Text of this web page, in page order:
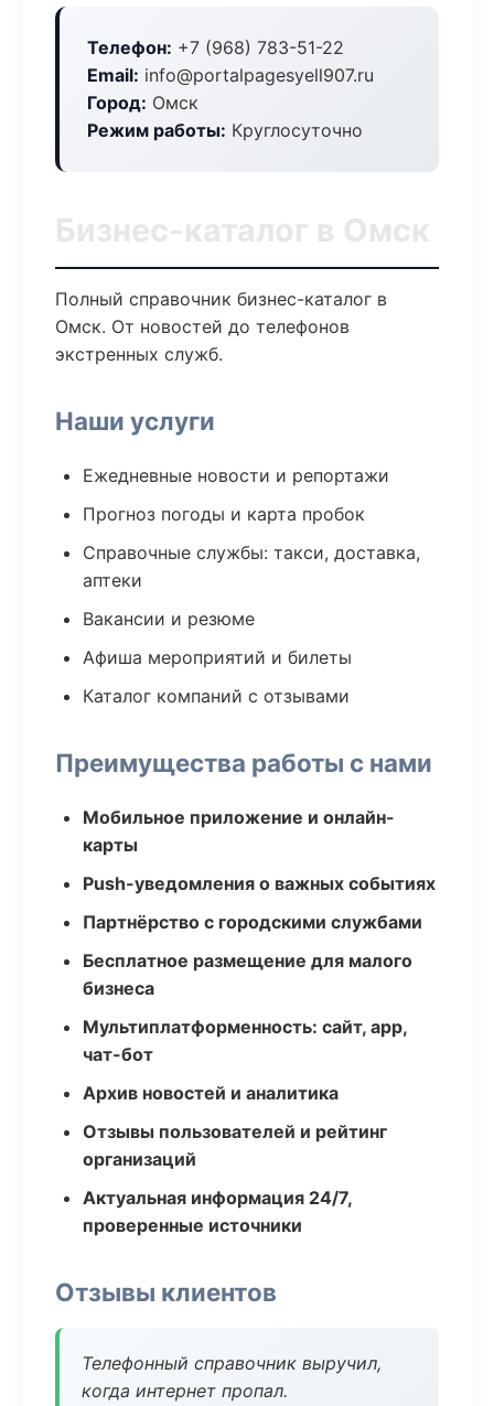
Телефон: +7 (968) 783-51-22
Email: info@portalpagesyell907.ru
Город: Омск
Режим работы: Круглосуточно
Бизнес-каталог в Омск
Полный справочник бизнес-каталог в
Омск. От новостей до телефонов
экстренных служб.
Наши услуги
Ежедневные новости и репортажи
Прогноз погоды и карта пробок
Справочные службы: такси, доставка,
аптеки
Вакансии и резюме
Афиша мероприятий и билеты
Каталог компаний с отзывами
Преимущества работы с нами
Мобильное приложение и онлайн-
карты
Push-уведомления о важных событиях
Партнёрство с городскими службами
Бесплатное размещение для малого
бизнеса
Мультиплатформенность: сайт, app,
чат-бот
Архив новостей и аналитика
Отзывы пользователей и рейтинг
организаций
Актуальная информация 24/7,
проверенные источники
Отзывы клиентов
Телефонный справочник выручил,
когда интернет пропал.